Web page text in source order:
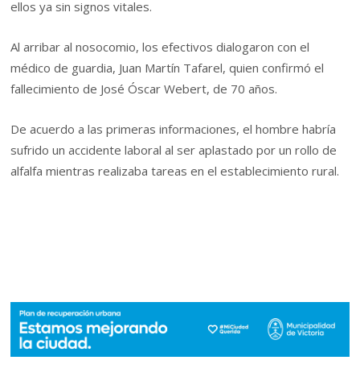
ellos ya sin signos vitales.
Al arribar al nosocomio, los efectivos dialogaron con el
médico de guardia, Juan Martín Tafarel, quien confirmó el
fallecimiento de José Óscar Webert, de 70 años.
De acuerdo a las primeras informaciones, el hombre habría
sufrido un accidente laboral al ser aplastado por un rollo de
alfalfa mientras realizaba tareas en el establecimiento rural.